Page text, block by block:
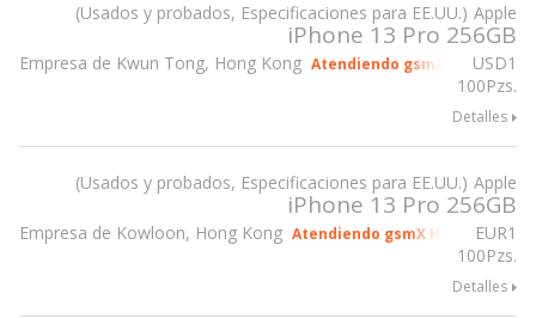
Usados y probados, Especificaciones para EE.UU. Apple
iPhone 13 Pro 256GB
USD1
100Pzs.
Empresa de Kwun Tong, Hong Kong Atendiendo gsmX Hong Kong
Detalles
Usados y probados, Especificaciones para EE.UU. Apple
iPhone 13 Pro 256GB
EUR1
100Pzs.
Empresa de Kowloon, Hong Kong Atendiendo gsmX Hong Kong
Detalles